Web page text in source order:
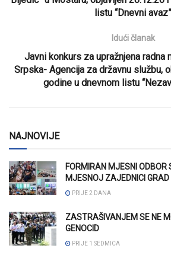
listu “Dnevni avaz”
Idući članak
Javni konkurs za upražnjena radna
Srpska- Agencija za državnu službu,
godine u dnevnom listu
NAJNOVIJE
FORMIRAN MJESNI ODBOR
MJESNOJ ZAJEDNICI GRAD
PRIJE 2 DANA
ZASTRAŠIVANJEM SE NE
GENOCID
PRIJE 1 SEDMICA